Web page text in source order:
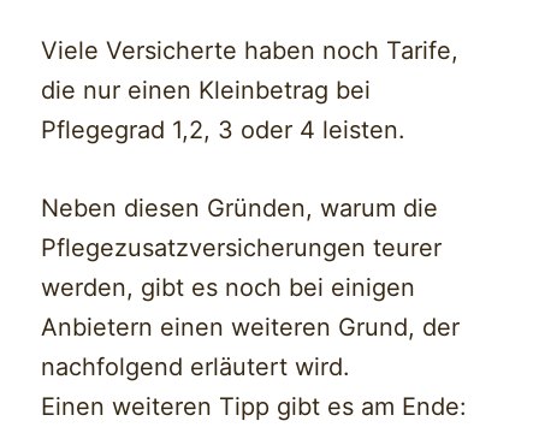
Viele Versicherte haben noch Tarife,
die nur einen Kleinbetrag bei
Pflegegrad 1,2, 3 oder 4 leisten.
Neben diesen Gründen, warum die
Pflegezusatzversicherungen teurer
werden, gibt es noch bei einigen
Anbietern einen weiteren Grund, der
nachfolgend erläutert wird.
Einen weiteren Tipp gibt es am Ende: